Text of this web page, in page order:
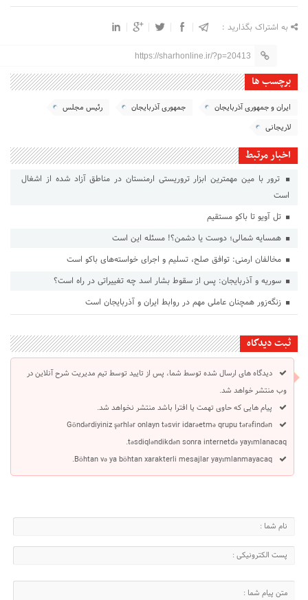
به اشتراک بگذارید :
https://sharhonline.ir/?p=20413
برچسب ها
ایران و جمهوری آذربایجان جمهوری آذربایجان
رئیس مجلس
لاریجانی
اخبار مرتبط
ترور با مین مهمترین ابزار تروریستی ارمنستان در مناطق آزاد شده از اشغال
است
تل آویو تا باکو مستقیم
همسایه شمالی؛ دوست یا دشمن؟! مسئله این است
مخالفان ارمنی: توافق صلح، تسلیم و اجرای خواسته‌های باکو است
سوریه و آذربایجان: پس از سقوط بشار اسد چه تغییراتی در راه است؟
زنگه‌زور همچنان عاملی مهم در روابط ایران و آذربایجان است
ثبت دیدگاه
دیدگاه های ارسال شده توسط شما، پس از تایید توسط تیم مدیریت شرح آنلاین در
وب منتشر خواهد شد.
پیام هایی که حاوی تهمت یا افترا باشد منتشر نخواهد شد.
Göndərdiyiniz şərhlər onlayn təsvir idarəetmə qrupu tərəfindən
təsdiqləndikdən sonra internetdə yayımlanacaq.
Böhtan və ya böhtan xarakterli mesajlar yayımlanmayacaq.